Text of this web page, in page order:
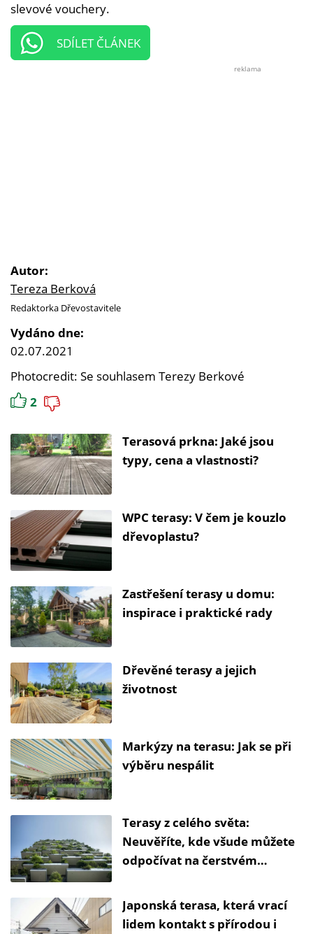
slevové vouchery.
SDÍLET ČLÁNEK
reklama
Autor:
Tereza Berková
Redaktorka Dřevostavitele
Vydáno dne:
02.07.2021
Photocredit: Se souhlasem Terezy Berkové
2
Terasová prkna: Jaké jsou
typy, cena a vlastnosti?
WPC terasy: V čem je kouzlo
dřevoplastu?
Zastřešení terasy u domu:
inspirace i praktické rady
Dřevěné terasy a jejich
životnost
Markýzy na terasu: Jak se při
výběru nespálit
Terasy z celého světa:
Neuvěříte, kde všude můžete
odpočívat na čerstvém
Japonská terasa, která vrací
lidem kontakt s přírodou i